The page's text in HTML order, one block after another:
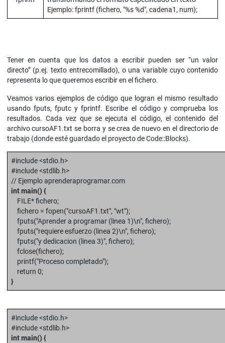
Ejemplo: fprintf (fichero, "%s %d", cadena1, num);
Tener en cuenta que los datos a escribir pueden ser “un valor
directo” (p.ej. texto entrecomillado), o una variable cuyo contenido
representa lo que queremos escribir en el fichero.
Veamos varios ejemplos de código que logran el mismo resultado
usando fputs, fputc y fprintf. Escribe el código y comprueba los
resultados. Cada vez que se ejecuta el código, el contenido del
archivo cursoAF1.txt se borra y se crea de nuevo en el directorio de
trabajo (donde esté guardado el proyecto de Code::Blocks).
#include <stdio.h>
#include <stdlib.h>
// Ejemplo aprenderaprogramar.com
int main() {
FILE* fichero;
fichero = fopen("cursoAF1.txt", "wt");
fputs("Aprender a programar (linea 1)\n", fichero);
fputs("requiere esfuerzo (linea 2)\n", fichero);
fputs("y dedicacion (linea 3)", fichero);
fclose(fichero);
printf("Proceso completado");
return 0;
}
#include <stdio.h>
#include <stdlib.h>
int main() {